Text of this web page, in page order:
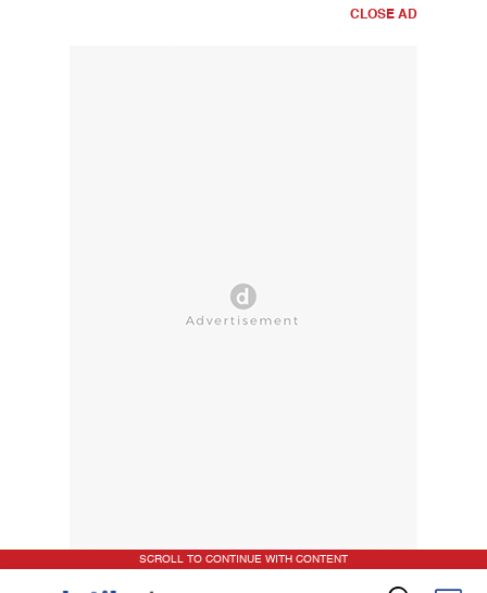
CLOSE AD
SCROLL TO CONTINUE WITH CONTENT